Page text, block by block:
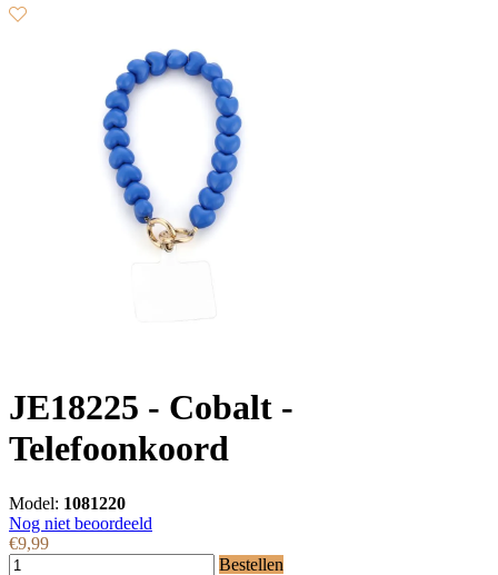
JE18225 - Cobalt -
Telefoonkoord
Model: 1081220
Nog niet beoordeeld
€9,99
Bestellen